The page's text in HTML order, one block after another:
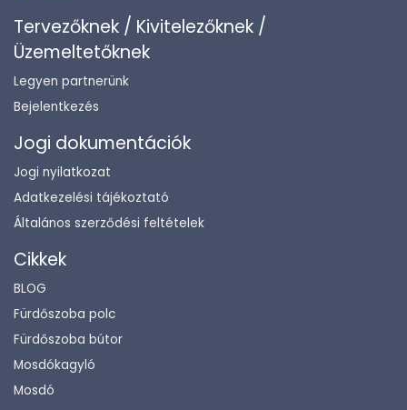
Tervezőknek / Kivitelezőknek /
Üzemeltetőknek
Legyen partnerünk
Bejelentkezés
Jogi dokumentációk
Jogi nyilatkozat
Adatkezelési tájékoztató
Általános szerződési feltételek
Cikkek
BLOG
Fürdőszoba polc
Fürdőszoba bútor
Mosdókagyló
Mosdó